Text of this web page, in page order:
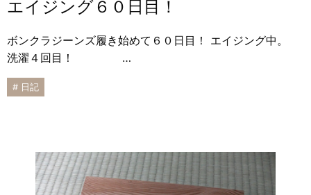
エイジング６０日目！
ボンクラジーンズ履き始めて６０日目！ エイジング中。
洗濯４回目！ …
# 日記